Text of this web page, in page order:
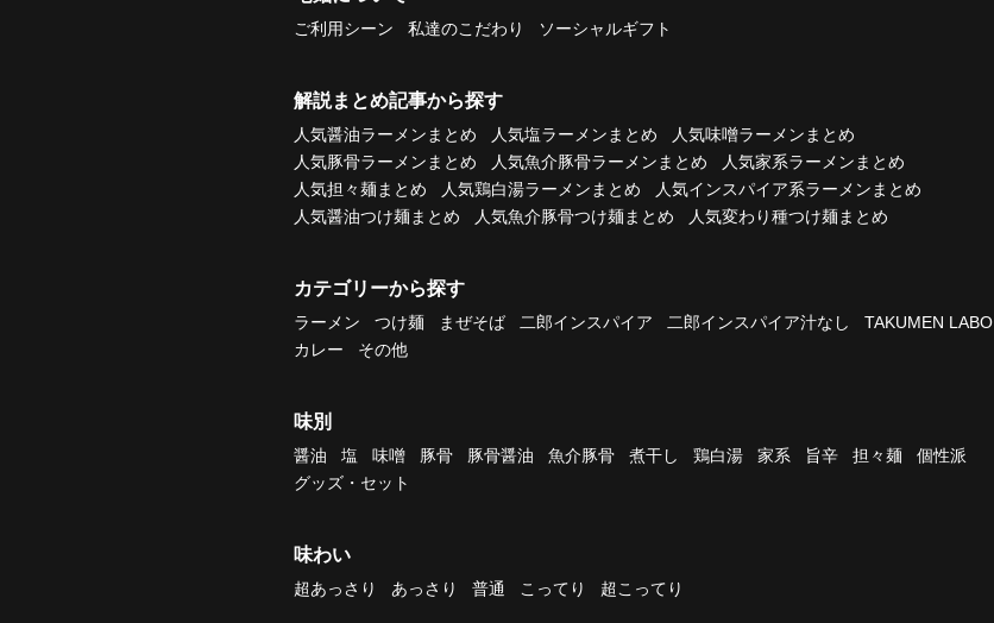
ご利用シーン 私達のこだわり ソーシャルギフト
解説まとめ記事から探す
人気醤油ラーメンまとめ 人気塩ラーメンまとめ
人気味噌ラーメンまとめ
人気豚骨ラーメンまとめ
人気魚介豚骨ラーメンまとめ
人気家系ラーメンまとめ
人気担々麺まとめ
人気鶏白湯ラーメンまとめ
人気インスパイア系ラーメンまとめ
人気醤油つけ麺まとめ
人気魚介豚骨つけ麺まとめ 人気変わり種つけ麺まとめ
カテゴリーから探す
ラーメン つけ麺 まぜそば 二郎インスパイア 二郎インスパイア汁なし
TAKUMEN LABO
カレー
その他
味別
醤油 塩 味噌 豚骨 豚骨醤油 魚介豚骨 煮干し 鶏白湯 家系 旨辛 担々麺
個性派
グッズ・セット
味わい
超あっさり あっさり 普通 こってり 超こってり